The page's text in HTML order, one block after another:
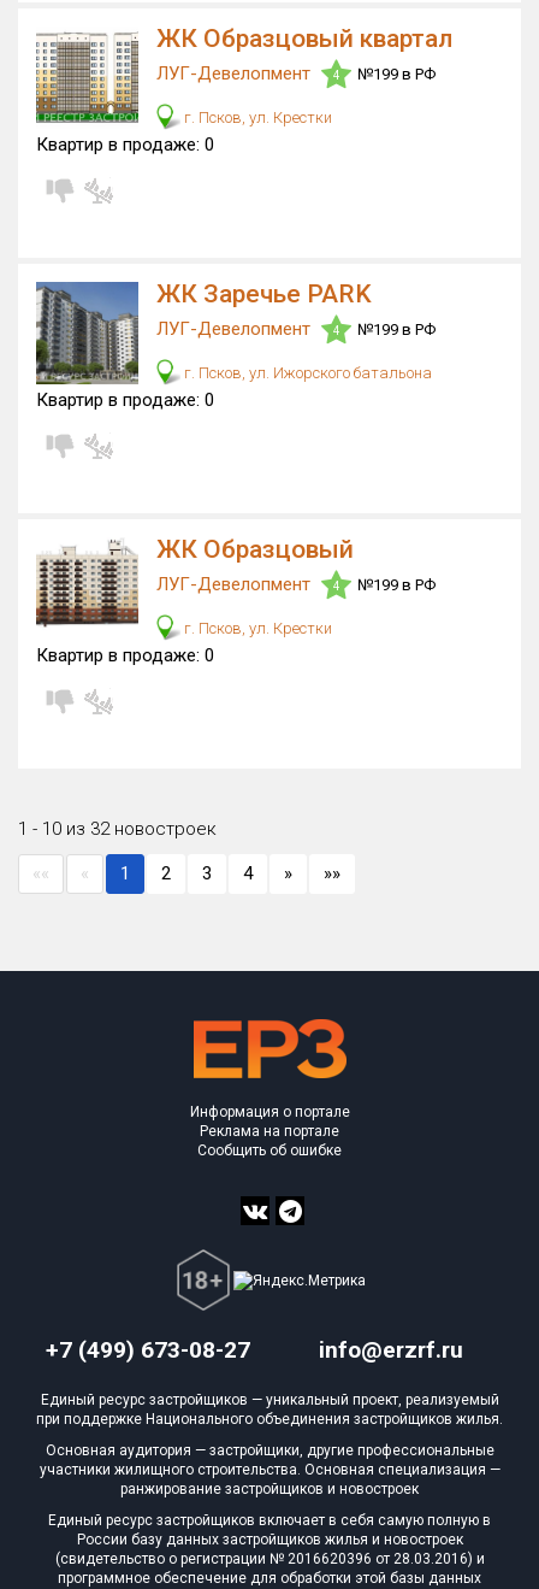
ЖК Образцовый квартал
ЛУГ-Девелопмент 4 №199 в РФ
г. Псков, ул. Крестки
Квартир в продаже: 0
ЖК Заречье PARK
ЛУГ-Девелопмент 4 №199 в РФ
г. Псков, ул. Ижорского батальона
Квартир в продаже: 0
ЖК Образцовый
ЛУГ-Девелопмент 4 №199 в РФ
г. Псков, ул. Крестки
Квартир в продаже: 0
1 - 10 из 32 новостроек
«« « 1 2 3 4 » »»
+7 (499) 673-08-27 info@erzrf.ru
Информация о портале
Реклама на портале
Сообщить об ошибке
Единый ресурс застройщиков — уникальный проект, реализуемый
при поддержке Национального объединения застройщиков жилья.
Основная аудитория — застройщики, другие профессиональные
участники жилищного строительства. Основная специализация —
ранжирование застройщиков и новостроек
Единый ресурс застройщиков включает в себя самую полную в
России базу данных застройщиков жилья и новостроек
(свидетельство о регистрации № 2016620396 от 28.03.2016) и
программное обеспечение для обработки этой базы данных